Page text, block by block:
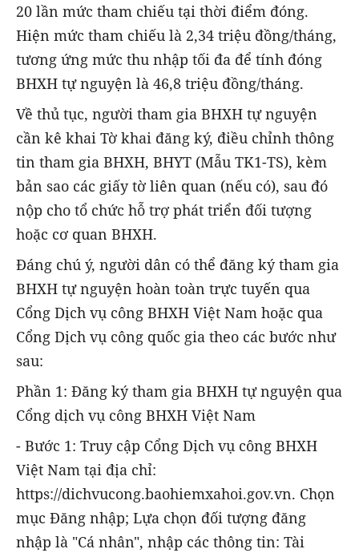
20 lần mức tham chiếu tại thời điểm đóng.
Hiện mức tham chiếu là 2,34 triệu đồng/tháng,
tương ứng mức thu nhập tối đa để tính đóng
BHXH tự nguyện là 46,8 triệu đồng/tháng.
Về thủ tục, người tham gia BHXH tự nguyện
cần kê khai Tờ khai đăng ký, điều chỉnh thông
tin tham gia BHXH, BHYT (Mẫu TK1-TS), kèm
bản sao các giấy tờ liên quan (nếu có), sau đó
nộp cho tổ chức hỗ trợ phát triển đối tượng
hoặc cơ quan BHXH.
Đáng chú ý, người dân có thể đăng ký tham gia
BHXH tự nguyện hoàn toàn trực tuyến qua
Cổng Dịch vụ công BHXH Việt Nam hoặc qua
Cổng Dịch vụ công quốc gia theo các bước như
sau:
Phần 1: Đăng ký tham gia BHXH tự nguyện qua
Cổng dịch vụ công BHXH Việt Nam
- Bước 1: Truy cập Cổng Dịch vụ công BHXH
Việt Nam tại địa chỉ:
https://dichvucong.baohiemxahoi.gov.vn. Chọn
mục Đăng nhập; Lựa chọn đối tượng đăng
nhập là "Cá nhân", nhập các thông tin: Tài